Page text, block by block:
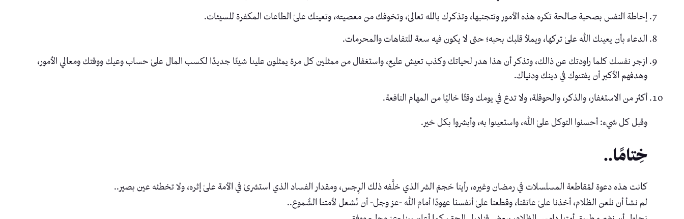
إحاطة النفس بصحبة صالحة تكره هذه الأمور وتتجنبها، وتذكرك بالله تعالىٰ، وتخوفك من معصيته، وتعينك علىٰ الطاعات المكفرة للسيئات.
الدعاء بأن يعينك الله علىٰ تركها، ويملأ قلبك بحبه؛ حتى لا يكون فيه سعة للتفاهات والمحرمات.
ازجر نفسك كلما راودتك عن ذالك، وتذكر أن هذا هدر لحياتك وكذب تعيش عليع، واستغفال من ممثلين كل مرة يمثلون علينا شيئًا جديدًا لكسب المال علىٰ حساب وعيك ووقتك ومعالي الأمور،
وهدفهم الأكبر أن يفتنوك في دينك ودنياك.
أكثر من الاستغفار، والذكر، والحوقلة، ولا تدع في يومك وقتًا خاليًا من المهام النافعة.
وقبل كل شيء: أحسنوا التوكل علىٰ الله، واستعينوا به، وأبشروا بكل خير.
خِتامًا..
كانت هذه دعوة لمُقاطعة المسلسلات في رمضان وغيره، رأينا حَجمَ الشر الذي خلَّفه ذلك الرِجس، ومقدار الفساد الذي استشرىٰ في الأمة علىٰ إثره، ولا تخطئه عين بصير..
لم نشأ أن نلعن الظلام، أخذنا علىٰ عاتقنا، وقطعنا علىٰ أنفسنا عهودًا أمام الله -عز وجل- أن نُشعل لأمتنا الشُموع..